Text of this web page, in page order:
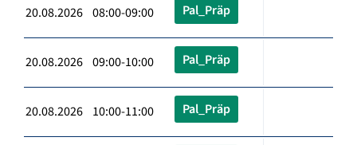
20.08.2026 08:00-09:00 Pal_Präp
20.08.2026 09:00-10:00 Pal_Präp
20.08.2026 10:00-11:00 Pal_Präp